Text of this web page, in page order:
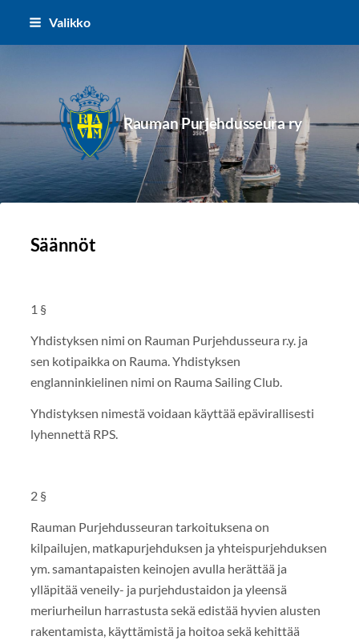
Siirry
Valikko
Rauman Purjehdusseura ry
Säännöt
1 §
Yhdistyksen nimi on Rauman Purjehdusseura r.y. ja
sen kotipaikka on Rauma. Yhdistyksen
englanninkielinen nimi on Rauma Sailing Club.
Yhdistyksen nimestä voidaan käyttää epävirallisesti
lyhennettä RPS.
2 §
Rauman Purjehdusseuran tarkoituksena on
kilpailujen, matkapurjehduksen ja yhteispurjehduksen
ym. samantapaisten keinojen avulla herättää ja
ylläpitää veneily- ja purjehdustaidon ja yleensä
meriurheilun harrastusta sekä edistää hyvien alusten
rakentamista, käyttämistä ja hoitoa sekä kehittää